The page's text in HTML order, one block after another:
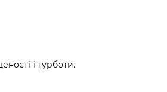
і турботи.